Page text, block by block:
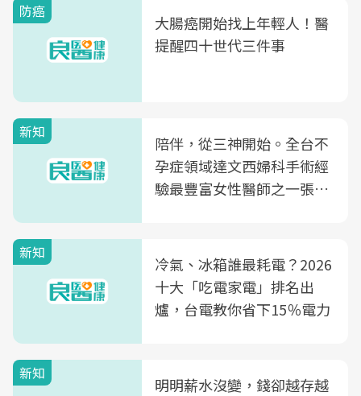
防癌
大腸癌開始找上年輕人！醫
提醒四十世代三件事
新知
陪伴，從三神開始。全台不
孕症領域達文西婦科手術經
驗最豐富女性醫師之一張永
光田醫院建構360度女性健
康照護生態圈
新知
冷氣、冰箱誰最耗電？2026
十大「吃電家電」排名出
爐，台電教你省下15％電力
新知
明明薪水沒變，錢卻越存越